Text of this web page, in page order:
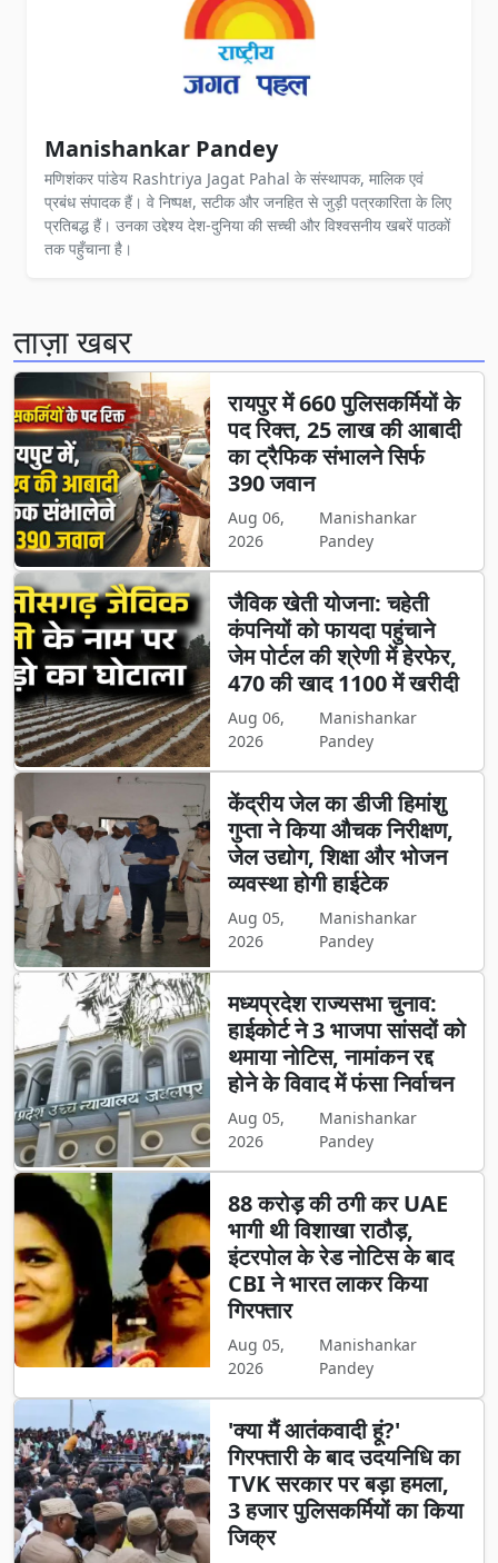
Manishankar Pandey
मणिशंकर पांडेय Rashtriya Jagat Pahal के संस्थापक, मालिक एवं
प्रबंध संपादक हैं। वे निष्पक्ष, सटीक और जनहित से जुड़ी पत्रकारिता के लिए
प्रतिबद्ध हैं। उनका उद्देश्य देश-दुनिया की सच्ची और विश्वसनीय खबरें पाठकों
तक पहुँचाना है।
ताज़ा खबर
रायपुर में 660 पुलिसकर्मियों के
पद रिक्त, 25 लाख की आबादी
का ट्रैफिक संभालने सिर्फ
390 जवान
Aug 06,
2026
Manishankar
Pandey
जैविक खेती योजना: चहेती
कंपनियों को फायदा पहुंचाने
जेम पोर्टल की श्रेणी में हेरफेर,
470 की खाद 1100 में खरीदी
Aug 06,
2026
Manishankar
Pandey
केंद्रीय जेल का डीजी हिमांशु
गुप्ता ने किया औचक निरीक्षण,
जेल उद्योग, शिक्षा और भोजन
व्यवस्था होगी हाईटेक
Aug 05,
2026
Manishankar
Pandey
मध्यप्रदेश राज्यसभा चुनाव:
हाईकोर्ट ने 3 भाजपा सांसदों को
थमाया नोटिस, नामांकन रद्द
होने के विवाद में फंसा निर्वाचन
Aug 05,
2026
Manishankar
Pandey
88 करोड़ की ठगी कर UAE
भागी थी विशाखा राठौड़,
इंटरपोल के रेड नोटिस के बाद
CBI ने भारत लाकर किया
गिरफ्तार
Aug 05,
2026
Manishankar
Pandey
'क्या मैं आतंकवादी हूं?'
गिरफ्तारी के बाद उदयनिधि का
TVK सरकार पर बड़ा हमला,
3 हजार पुलिसकर्मियों का किया
जिक्र